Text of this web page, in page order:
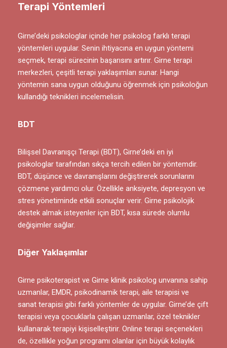
Terapi Yöntemleri
Girne’deki psikologlar içinde her psikolog farklı terapi
yöntemleri uygular. Senin ihtiyacına en uygun yöntemi
seçmek, terapi sürecinin başarısını artırır. Girne terapi
merkezleri, çeşitli terapi yaklaşımları sunar. Hangi
yöntemin sana uygun olduğunu öğrenmek için psikoloğun
kullandığı teknikleri incelemelisin.
BDT
Bilişsel Davranışçı Terapi (BDT), Girne’deki en iyi
psikologlar tarafından sıkça tercih edilen bir yöntemdir.
BDT, düşünce ve davranışlarını değiştirerek sorunlarını
çözmene yardımcı olur. Özellikle anksiyete, depresyon ve
stres yönetiminde etkili sonuçlar verir. Girne psikolojik
destek almak isteyenler için BDT, kısa sürede olumlu
değişimler sağlar.
Diğer Yaklaşımlar
Girne psikoterapist ve Girne klinik psikolog unvanına sahip
uzmanlar, EMDR, psikodinamik terapi, aile terapisi ve
sanat terapisi gibi farklı yöntemler de uygular. Girne’de çift
terapisi veya çocuklarla çalışan uzmanlar, özel teknikler
kullanarak terapiyi kişiselleştirir. Online terapi seçenekleri
de, özellikle yoğun programı olanlar için büyük kolaylık